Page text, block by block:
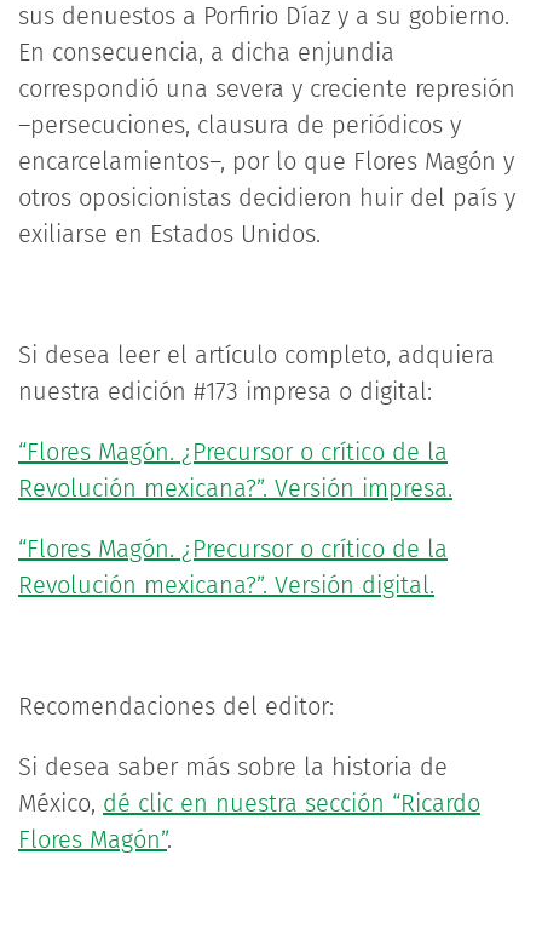
sus denuestos a Porfirio Díaz y a su gobierno.
En consecuencia, a dicha enjundia
correspondió una severa y creciente represión
–persecuciones, clausura de periódicos y
encarcelamientos–, por lo que Flores Magón y
otros oposicionistas decidieron huir del país y
exiliarse en Estados Unidos.
Si desea leer el artículo completo, adquiera
nuestra edición #173 impresa o digital:
“Flores Magón. ¿Precursor o crítico de la
Revolución mexicana?”. Versión impresa.
“Flores Magón. ¿Precursor o crítico de la
Revolución mexicana?”. Versión digital.
Recomendaciones del editor:
Si desea saber más sobre la historia de
México, dé clic en nuestra sección “Ricardo
Flores Magón”.